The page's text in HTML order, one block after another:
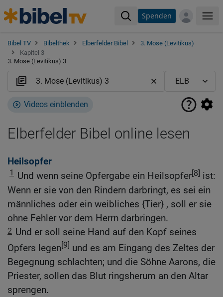
Spenden
Bibel TV Bibelthek Elberfelder Bibel
3. Mose (Levitikus)
Kapitel 3
3. Mose (Levitikus) 3
Videos einblenden
Elberfelder Bibel online lesen
Heilsopfer
1 Und wenn seine Opfergabe ein Heilsopfer[8] ist:
Wenn er sie von den Rindern darbringt, es sei ein
männliches oder ein weibliches {Tier} , soll er sie
ohne Fehler vor dem Herrn darbringen.
2 Und er soll seine Hand auf den Kopf seines
Opfers legen[9] und es am Eingang des Zeltes der
Begegnung schlachten; und die Söhne Aarons, die
Priester, sollen das Blut ringsherum an den Altar
sprengen.